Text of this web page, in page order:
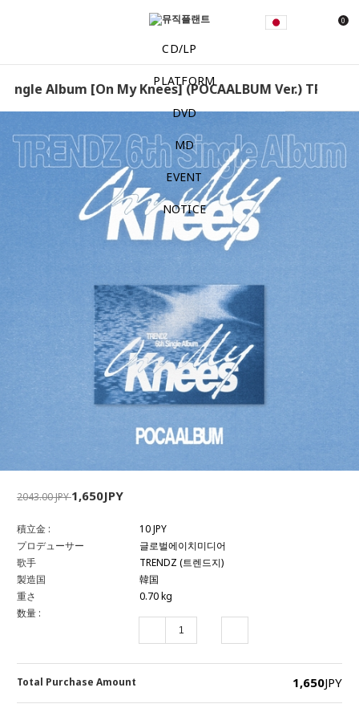
0
CD/LP
PLATFORM
DVD
MD
EVENT
NOTICE
Album [On My Knees] (POCAALBUM Ver.)
2043.00 JPY1,650JPY
積立金 :
10 JPY
プロデューサー
글로벌에이치미디어
歌手
TRENDZ (트렌드지)
製造国
韓国
重さ
0.70 kg
数量 :
Total Purchase Amount 1,650JPY